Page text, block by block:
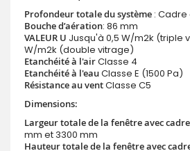
Profondeur totale du système : Cadre
Bouche d’aération: 86 mm
VALEUR U Jusqu'à 0,5 W/m2k (triple
W/m2k (double vitrage)
Etanchéité à l'airClasse 4
Etanchéité à l'eauClasse E (1500 Pa)
Résistance au ventClasse C5
Dimensions:
Largeur totale de la fenêtre avec
mm et 3300 mm
Hauteur totale de la fenêtre avec